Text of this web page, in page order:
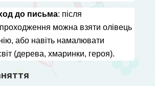
до письма: після
можна взяти олівець
або навіть намалювати
(дерева, хмаринки, героя).